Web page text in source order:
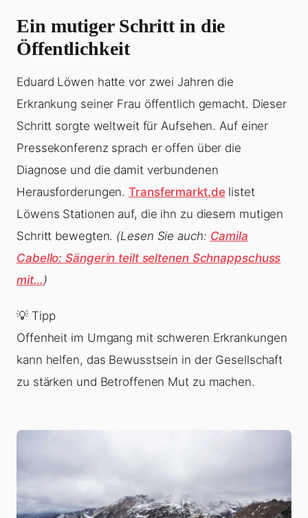
Ein mutiger Schritt in die
Öffentlichkeit
Eduard Löwen hatte vor zwei Jahren die
Erkrankung seiner Frau öffentlich gemacht. Dieser
Schritt sorgte weltweit für Aufsehen. Auf einer
Pressekonferenz sprach er offen über die
Diagnose und die damit verbundenen
Herausforderungen.Transfermarkt.delistet
Löwens Stationen auf, die ihn zu diesem mutigen
Schritt bewegten. (Lesen Sie auch: Camila
Cabello: Sängerin teilt seltenen Schnappschuss
mit…)
💡 Tipp
Offenheit im Umgang mit schweren Erkrankungen
kann helfen, das Bewusstsein in der Gesellschaft
zu stärken und Betroffenen Mut zu machen.